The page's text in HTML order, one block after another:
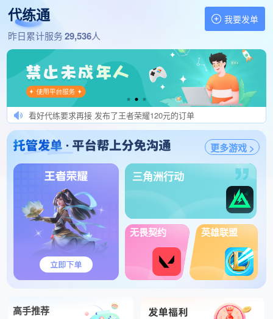
代练通
昨日累计服务29,536人
我要发单
找代练,做代练 就上代练通
棠棠发肥单秒验收 发布了和平精英125元的订单
小硕发肥单秒验收 发布了王者荣耀198元的订单
看好代练要求再接 发布了王者荣耀120元的订单
USR201504072731 发布了英雄联盟手游195元的订单
小黑蛋高价发单 发布了逆战：未来330元的订单
开gua必提交法yuan 发布了王者荣耀1400元的订单
都是肥单速度接 发布了冒险岛怀旧服1000元的订单
有实力完成再接 发布了王者荣耀300元的订单
狄仁杰秒介入效率秒结 发布了王者荣耀115元的订单
不一代练工作室 发布了英雄联盟手游240元的订单
念念发单秒上号 发布了王者荣耀150元的订单
开挂=转单=扣全压 发布了三角洲行动105元的订单
超人强发肥单秒验收 发布了王者荣耀148元的订单
老司机泷泽萝拉 发布了冒险岛怀旧服150元的订单
飞一样的感觉陪玩 发布了三角洲行动320元的订单
纯纯小白兔发单 发布了王者荣耀110元的订单
初代勿扰结算快 发布了王者荣耀149元的订单
更多游戏 >
三角洲行动
无畏契约 英雄联盟
高手推荐